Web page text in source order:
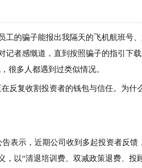
工的骗子能报出我隔天的飞机航班号
记者感慨道，直到按照骗子的指引下
很多人都遇到过类似情况。
反复收割投资者的钱包与信任。为
表示，近期公司收到多起投资者反馈
，以“清退培训费、双减政策退费、